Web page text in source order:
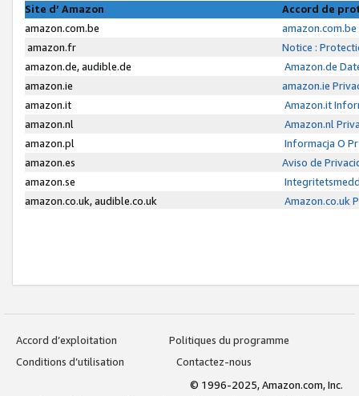
Site d’ Amazon
Accord de
amazon.com.be
amazon.fr
Notice :
amazon.de, audible.de
Amazon.de
amazon.ie
amazon.ie
amazon.it
Amazon.it
amazon.nl
Amazon.nl
amazon.pl
Informacja O
amazon.es
Aviso de
amazon.se
amazon.co.uk, audible.co.uk
Amazon.co.uk
Accord d’exploitation
Politiques du programme
Conditions d’utilisation
Contactez-nous
© 1996-2025, Amazon.com, Inc.